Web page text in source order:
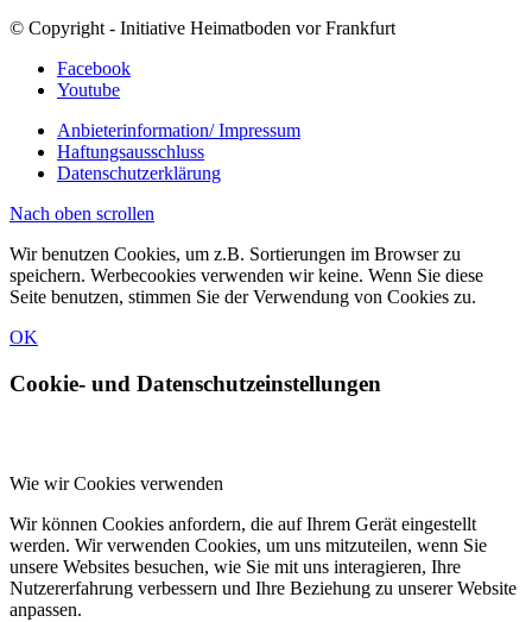
© Copyright - Initiative Heimatboden vor Frankfurt
Facebook
Youtube
Anbieterinformation/ Impressum
Haftungsausschluss
Datenschutzerklärung
Nach oben scrollen
Wir benutzen Cookies, um z.B. Sortierungen im Browser zu
speichern. Werbecookies verwenden wir keine. Wenn Sie diese
Seite benutzen, stimmen Sie der Verwendung von Cookies zu.
OK
Cookie- und Datenschutzeinstellungen
Wie wir Cookies verwenden
Wir können Cookies anfordern, die auf Ihrem Gerät eingestellt
werden. Wir verwenden Cookies, um uns mitzuteilen, wenn Sie
unsere Websites besuchen, wie Sie mit uns interagieren, Ihre
Nutzererfahrung verbessern und Ihre Beziehung zu unserer Website
anpassen.